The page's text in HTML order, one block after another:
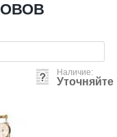
Наличие:
Уточняйте